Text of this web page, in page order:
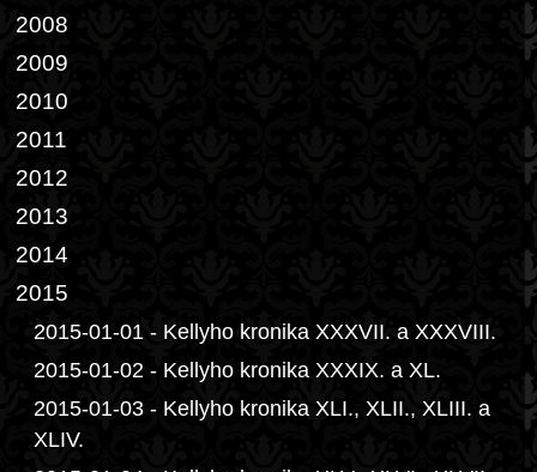
2008
2009
2010
2011
2012
2013
2014
2015
2015-01-01 - Kellyho kronika XXXVII. a XXXVIII.
2015-01-02 - Kellyho kronika XXXIX. a XL.
2015-01-03 - Kellyho kronika XLI., XLII., XLIII. a
XLIV.